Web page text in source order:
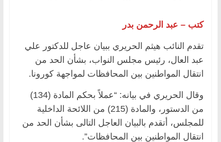
كتب – عبد الرحمن بدر
تقدم النائب هيثم الحريري ببيان عاجل للدكتور علي
عبد العال، رئيس مجلس النواب، بشأن الحد من
انتقال المواطنين بين المحافظات لمواجهة كورونا.
وقال الحريري في بيانه: “عملاً بحكم المادة (134)
من الدستور، والمادة (215) من اللائحة الداخلية
للمجلس، أتقدم بالبيان العاجل التالى بشأن الحد من
انتقال المواطنين بين المحافظات”.